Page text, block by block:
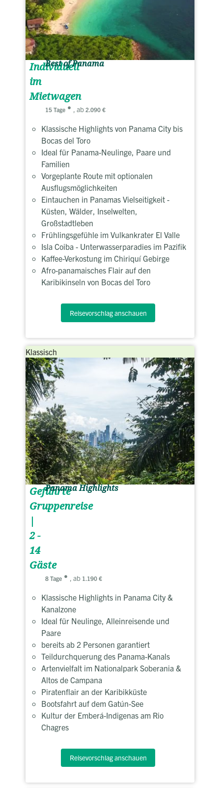
Individuell
im
Mietwagen
Best of Panama
15 Tage , ab 2.090 €
Klassische Highlights von Panama City bis
Bocas del Toro
Ideal für Panama-Neulinge, Paare und
Familien
Vorgeplante Route mit optionalen
Ausflugsmöglichkeiten
Eintauchen in Panamas Vielseitigkeit -
Küsten, Wälder, Inselwelten,
Großstadtleben
Frühlingsgefühle im Vulkankrater El Valle
Isla Coiba - Unterwasserparadies im Pazifik
Kaffee-Verkostung im Chiriquí Gebirge
Afro-panamaisches Flair auf den
Karibikinseln von Bocas del Toro
Reisevorschlag anschauen
Klassisch
Geführte
Gruppenreise
|
2 -
14
Gäste
Panama Highlights
8 Tage , ab 1.190 €
Klassische Highlights in Panama City &
Kanalzone
Ideal für Neulinge, Alleinreisende und
Paare
bereits ab 2 Personen garantiert
Teildurchquerung des Panama-Kanals
Artenvielfalt im Nationalpark Soberania &
Altos de Campana
Piratenflair an der Karibikküste
Bootsfahrt auf dem Gatún-See
Kultur der Emberá-Indigenas am Rio
Chagres
Reisevorschlag anschauen